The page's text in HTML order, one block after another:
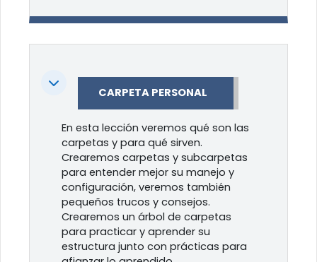
Colapsar CARPETA PERSONAL
En esta lección veremos qué son las
carpetas y para qué sirven.
Crearemos carpetas y subcarpetas
para entender mejor su manejo y
configuración, veremos también
pequeños trucos y consejos.
Crearemos un árbol de carpetas
para practicar y aprender su
estructura junto con prácticas para